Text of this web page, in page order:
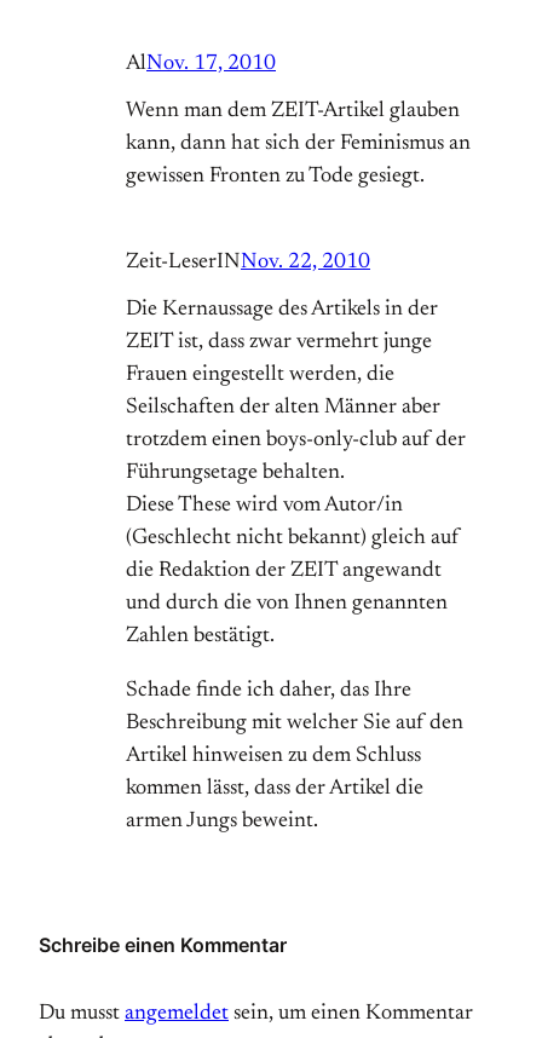
AlNov. 17, 2010
Wenn man dem ZEIT-Artikel glauben
kann, dann hat sich der Feminismus an
gewissen Fronten zu Tode gesiegt.
Zeit-LeserINNov. 22, 2010
Die Kernaussage des Artikels in der
ZEIT ist, dass zwar vermehrt junge
Frauen eingestellt werden, die
Seilschaften der alten Männer aber
trotzdem einen boys-only-club auf der
Führungsetage behalten.
Diese These wird vom Autor/in
(Geschlecht nicht bekannt) gleich auf
die Redaktion der ZEIT angewandt
und durch die von Ihnen genannten
Zahlen bestätigt.
Schade finde ich daher, das Ihre
Beschreibung mit welcher Sie auf den
Artikel hinweisen zu dem Schluss
kommen lässt, dass der Artikel die
armen Jungs beweint.
Schreibe einen Kommentar
Du musst angemeldet sein, um einen Kommentar